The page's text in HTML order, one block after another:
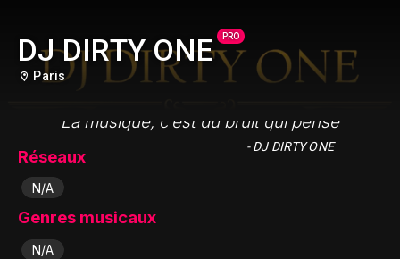
DJ DIRTY ONE PRO
Paris
"La musique, c’est du bruit qui pense"
- DJ DIRTY ONE
Réseaux
N/A
Genres musicaux
N/A